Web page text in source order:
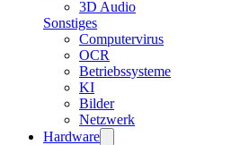
3D Audio
Sonstiges
Computervirus
OCR
Betriebssysteme
KI
Bilder
Netzwerk
Hardware